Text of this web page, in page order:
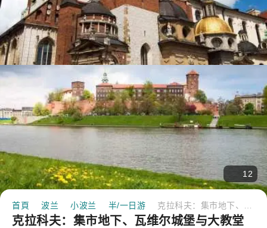
12
首頁 波兰 小波兰 半/一日游
克拉科夫：集市地下、瓦维尔城堡与大教堂